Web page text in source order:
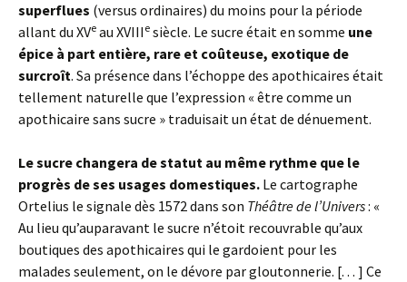
superflues (versus ordinaires) du moins pour la période
allant du XVe au XVIII e siècle. Le sucre était en somme une
épice à part entière, rare et coûteuse, exotique de
surcroît. Sa présence dans l’échoppe des apothicaires était
tellement naturelle que l’expression « être comme un
apothicaire sans sucre » traduisait un état de dénuement.
Le sucre changera de statut au même rythme que le
progrès de ses usages domestiques. Le cartographe
Ortelius le signale dès 1572 dans son Théâtre de l’Univers: «
Au lieu qu’auparavant le sucre n’étoit recouvrable qu’aux
boutiques des apothicaires qui le gardoient pour les
malades seulement, on le dévore par gloutonnerie. [. . . ] Ce